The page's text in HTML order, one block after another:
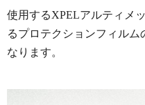
使用するXPELアルティメ
るプロテクションフィルム
なります。